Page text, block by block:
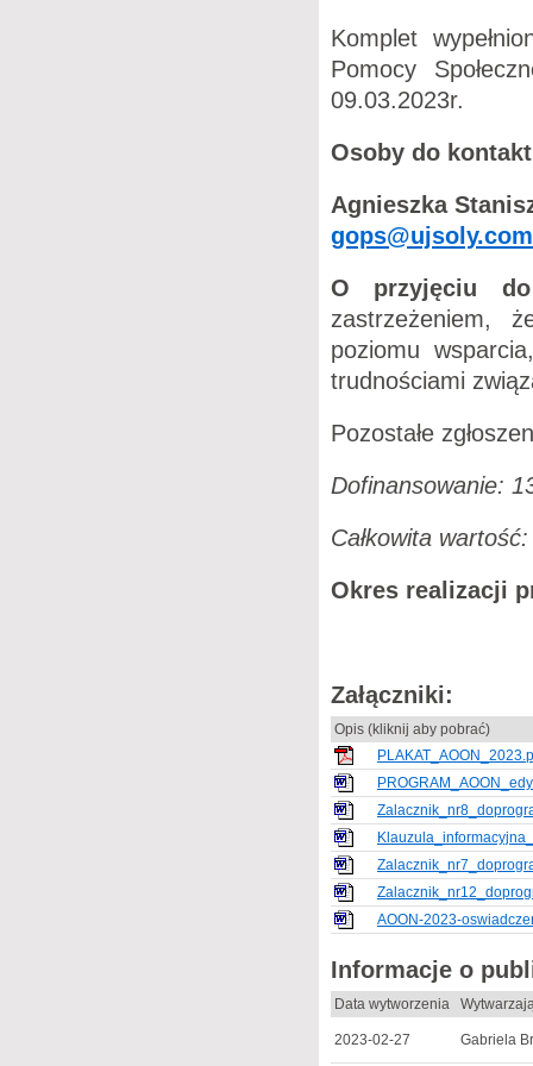
Komplet
Pomocy
09.03.2023r.
Osoby do
Agnieszka
O przyjęciu
zastrzeżeniem,
poziomu
trudnościami
Pozostałe
Dofinansowanie:
Całkowita
Okres realizacji
Załączniki:
Opis (kliknij aby pobrać)
AOON-2023-
Informacje o
Data wytworzenia
2023-02-27 Gabriela